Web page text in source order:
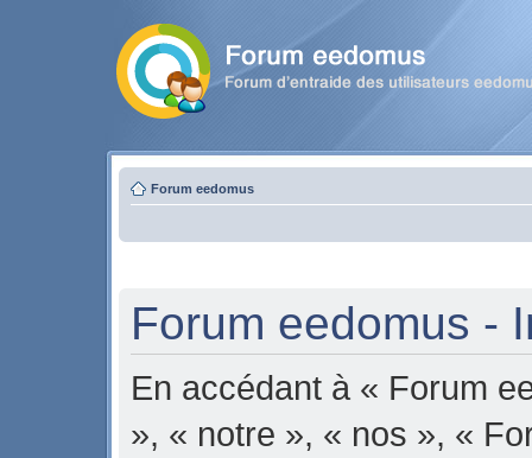
Forum eedomus
Forum eedomus -
En accédant à « Forum
», « notre », « nos », «